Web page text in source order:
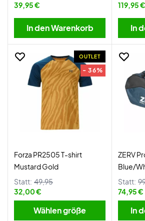
39,95 €
In den Warenkorb
119,95 €
In
OUTLET
- 36%
Forza PR2505 T-shirt
Mustard Gold
Statt: 49,95
32,00 €
Wählen größe
ZERV
Blue/
Statt:
74,95 €
In